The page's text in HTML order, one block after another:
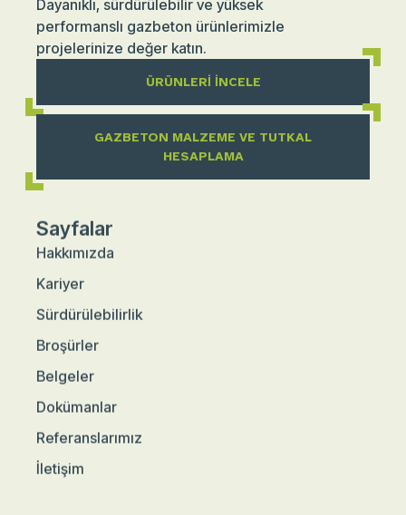
Dayanıklı, sürdürülebilir ve yüksek
performanslı gazbeton ürünlerimizle
projelerinize değer katın.
ÜRÜNLERI İNCELE
GAZBETON MALZEME VE TUTKAL
HESAPLAMA
Sayfalar
Hakkımızda
Kariyer
Sürdürülebilirlik
Broşürler
Belgeler
Dokümanlar
Referanslarımız
İletişim